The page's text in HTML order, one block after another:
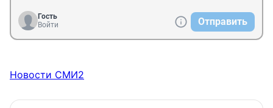
Гость
Войти
Отправить
Новости СМИ2